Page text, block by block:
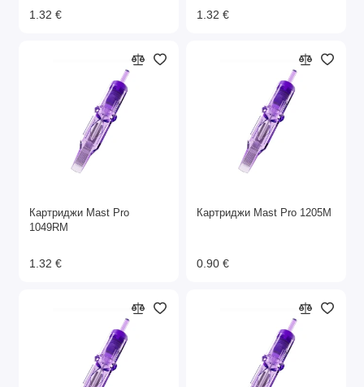
1.32 € 1.32 €
Картриджи Mast Pro
1049RM
1.32 €
Картриджи Mast Pro 1205M
0.90 €